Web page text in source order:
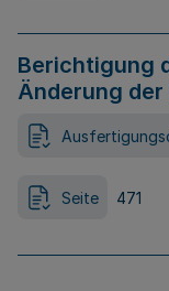
Berichtigung
Änderung der
Seite 471